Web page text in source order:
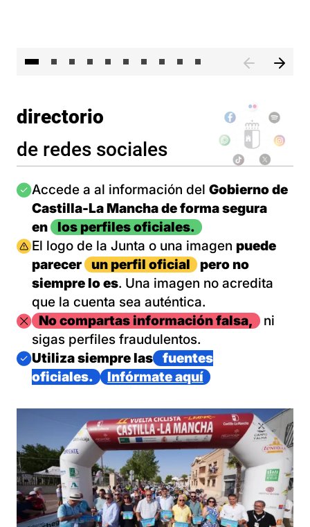
directorio
de redes sociales
Imagen
Accede a al información del Gobierno de
Castilla-La Mancha de forma segura
en
los perfiles oficiales.
Imagen
El logo de la Junta o una imagen puede
parecer
un perfil oficial
pero no
siempre lo es. Una imagen no acredita
que la cuenta sea auténtica.
ImagenNo compartas información falsa,
ni
sigas perfiles fraudulentos.
Imagen
Utiliza siempre las
fuentes
oficiales.
Infórmate aquí